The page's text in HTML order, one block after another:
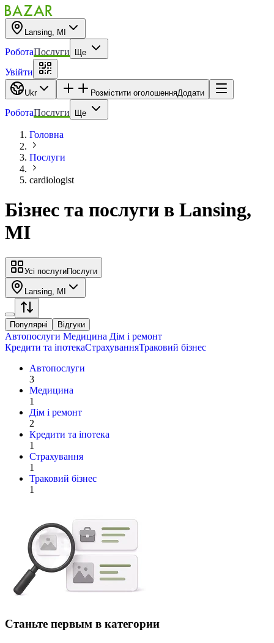
Lansing, MI
РоботаПослуги Ще
Увійти
Ukr Розмістити оголошенняДодати
РоботаПослуги Ще
Головна
Послуги
cardiologist
Бізнес та послуги в Lansing,
MI
Усі послугиПослуги
Lansing, MI
Популярні Відгуки
Автопослуги Медицина Дім і ремонт
Кредити та іпотекаСтрахуванняТраковий бізнес
Автопослуги
3
Медицина
1
Дім і ремонт
2
Кредити та іпотека
1
Страхування
1
Траковий бізнес
1
Станьте первым в категории